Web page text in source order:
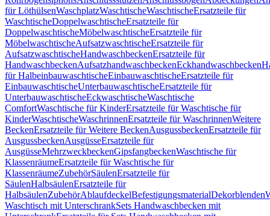
für LöthülsenWaschplatzWaschtischeWaschtischeErsatzteile für
WaschtischeDoppelwaschtischeErsatzteile für
DoppelwaschtischeMöbelwaschtischeErsatzteile für
MöbelwaschtischeAufsatzwaschtischeErsatzteile für
AufsatzwaschtischeHandwaschbeckenErsatzteile für
HandwaschbeckenAufsatzhandwaschbeckenEckhandwaschbecken
für HalbeinbauwaschtischeEinbauwaschtischeErsatzteile für
EinbauwaschtischeUnterbauwaschtischeErsatzteile für
UnterbauwaschtischeEckwaschtischeWaschtische
ComfortWaschtische für KinderErsatzteile für Waschtische für
KinderWaschtischeWaschrinnenErsatzteile für WaschrinnenWeitere
BeckenErsatzteile für Weitere BeckenAusgussbeckenErsatzteile für
AusgussbeckenAusgüsseErsatzteile für
AusgüsseMehrzweckbeckenGipsfangbeckenWaschtische für
KlassenräumeErsatzteile für Waschtische für
KlassenräumeZubehörSäulenErsatzteile für
SäulenHalbsäulenErsatzteile für
HalbsäulenZubehörAblaufdeckelBefestigungsmaterialDekorblenden
Waschtisch mit UnterschrankSets Handwaschbecken mit